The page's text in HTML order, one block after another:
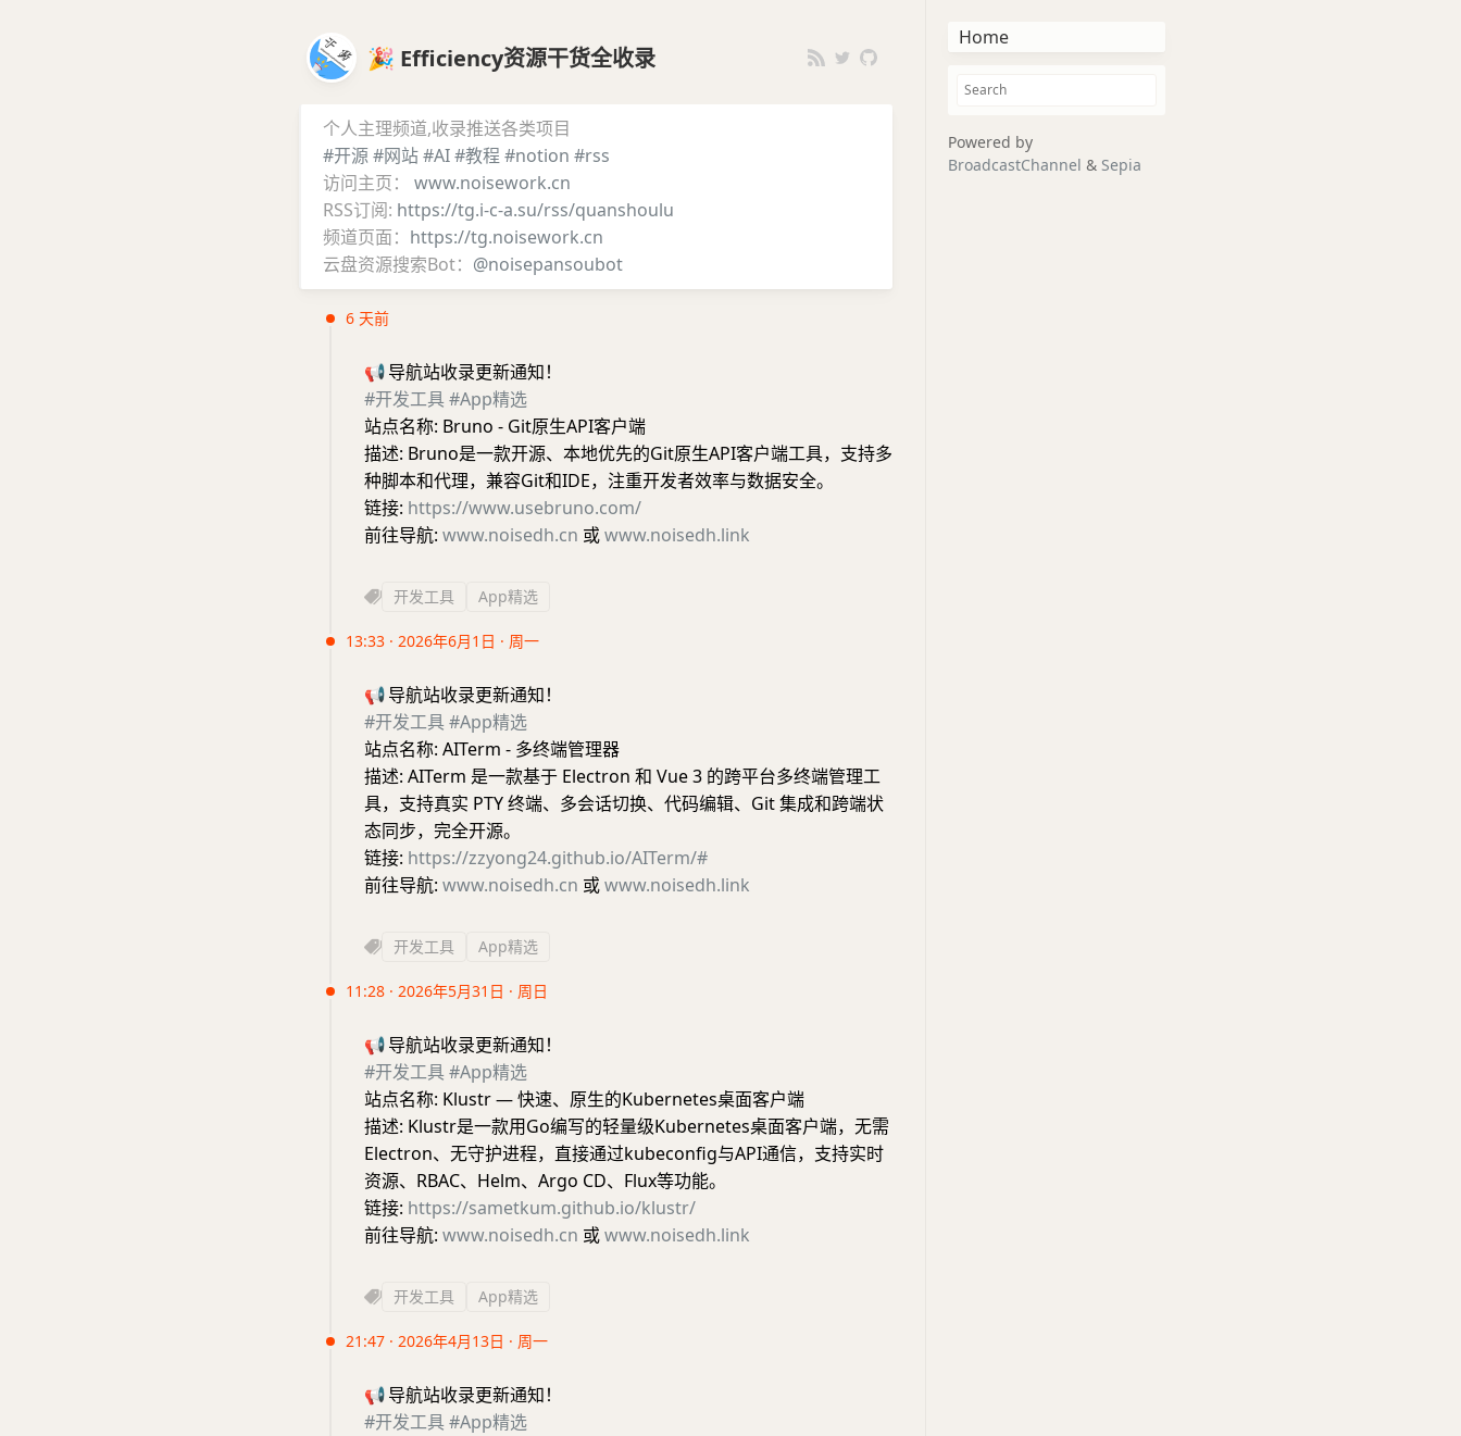
🎉 Efficiency资源干货全收录
个人主理频道,收录推送各类项目
#开源#网站#AI#教程 #notion #rss
访问主页： www.noisework.cn
RSS订阅: https://tg.i-c-a.su/rss/quanshoulu
频道页面： https://tg.noisework.cn
云盘资源搜索Bot： @noisepansoubot
6 天前
📢导航站收录更新通知！
#开发工具#App精选
站点名称: Bruno - Git原生API客户端
描述: Bruno是一款开源、本地优先的Git原生API客户端工具，支持多
种脚本和代理，兼容Git和IDE，注重开发者效率与数据安全。
链接: https://www.usebruno.com/
前往导航: www.noisedh.cn 或www.noisedh.link
开发工具 App精选
13:33 · 2026年6月1日 · 周一
📢导航站收录更新通知！
#开发工具#App精选
站点名称: AITerm - 多终端管理器
描述: AITerm 是一款基于 Electron 和 Vue 3 的跨平台多终端管理工
具，支持真实 PTY 终端、多会话切换、代码编辑、Git 集成和跨端状
态同步，完全开源。
链接: https://zzyong24.github.io/AITerm/#
前往导航: www.noisedh.cn 或www.noisedh.link
开发工具 App精选
11:28 · 2026年5月31日 · 周日
📢导航站收录更新通知！
#开发工具#App精选
站点名称: Klustr — 快速、原生的Kubernetes桌面客户端
描述: Klustr是一款用Go编写的轻量级Kubernetes桌面客户端，无需
Electron、无守护进程，直接通过kubeconfig与API通信，支持实时
资源、RBAC、Helm、Argo CD、Flux等功能。
链接: https://sametkum.github.io/klustr/
前往导航: www.noisedh.cn 或www.noisedh.link
开发工具 App精选
21:47 · 2026年4月13日 · 周一
📢导航站收录更新通知！
#开发工具#App精选
Home
Powered by
BroadcastChannel & Sepia